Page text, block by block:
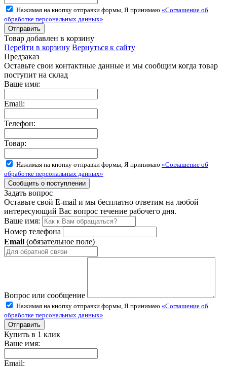
Нажимая на кнопку отправки формы, Я принимаю «Соглашение об
обработке персональных данных»
Товар добавлен в корзину
Перейти в корзину Вернуться к сайту
Предзаказ
Оставьте свои контактные данные и мы сообщим когда товар
поступит на склад
Ваше имя:
Email:
Телефон:
Товар:
Нажимая на кнопку отправки формы, Я принимаю «Соглашение об
обработке персональных данных»
Задать вопрос
Оставьте свой E-mail и мы бесплатно ответим на любой
интересующий Вас вопрос течение рабочего дня.
Ваше имя:
Номер телефона
Email (обязательное поле)
Вопрос или сообщение
Нажимая на кнопку отправки формы, Я принимаю «Соглашение об
обработке персональных данных»
Купить в 1 клик
Ваше имя:
Email: